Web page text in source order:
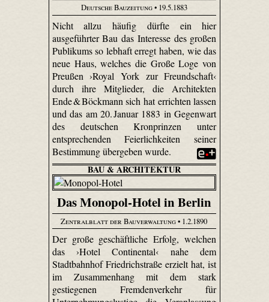
Deutsche Bauzeitung• 19.5.1883
Nicht allzu häufig dürfte ein hier
ausgeführter Bau das Interesse des großen
Publikums so lebhaft erregt haben, wie das
neue Haus, welches die Große Loge von
Preußen ›Royal York zur Freundschaft‹
durch ihre Mitglieder, die Architekten
Ende & Böckmann sich hat errichten lassen
und das am 20. Januar 1883 in Gegenwart
des deutschen Kronprinzen unter
entsprechenden Feierlichkeiten seiner
Bestimmung übergeben wurde.
BAU & ARCHITEKTUR
Das Monopol-Hotel in Berlin
Zentralblatt der Bauverwaltung• 1.2.1890
Der große geschäftliche Erfolg, welchen
das ›Hotel Continental‹ nahe dem
Stadtbahnhof Friedrichstraße erzielt hat, ist
im Zusammenhang mit dem stark
gestiegenen Fremdenverkehr für